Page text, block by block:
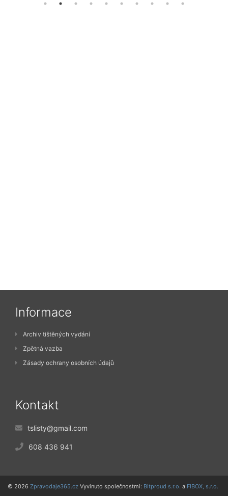
Informace
Archiv tištěných vydání
Zpětná vazba
Zásady ochrany osobních údajů
Kontakt
tslisty@gmail.com
608 436 941
© 2026 Zpravodaje365.cz Vyvinuto společnostmi: Bitproud s.r.o. a FIBOX, s.r.o.